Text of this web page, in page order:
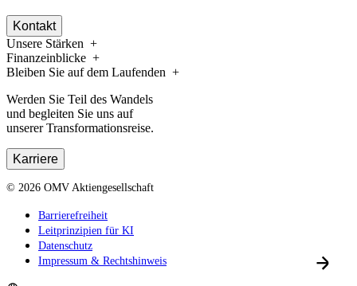
Kontakt
Unsere Stärken
Finanzeinblicke
Bleiben Sie auf dem Laufenden
Werden Sie Teil des Wandels
und begleiten Sie uns auf
unserer Transformationsreise.
Karriere
© 2026 OMV Aktiengesellschaft
Barrierefreiheit
Leitprinzipien für KI
Datenschutz
Impressum & Rechtshinweis